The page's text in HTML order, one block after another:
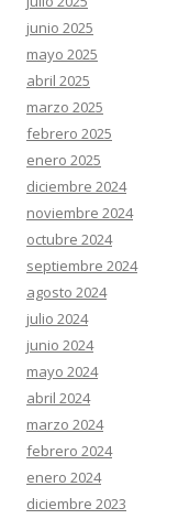
junio 2025
mayo 2025
abril 2025
marzo 2025
febrero 2025
enero 2025
diciembre 2024
noviembre 2024
octubre 2024
septiembre 2024
agosto 2024
julio 2024
junio 2024
mayo 2024
abril 2024
marzo 2024
febrero 2024
enero 2024
diciembre 2023